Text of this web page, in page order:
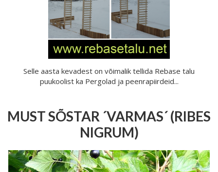
Selle aasta kevadest on võimalik tellida Rebase talu
puukoolist ka Pergolad ja peenrapiirdeid...
MUST SÕSTAR ´VARMAS´ (RIBES
NIGRUM)